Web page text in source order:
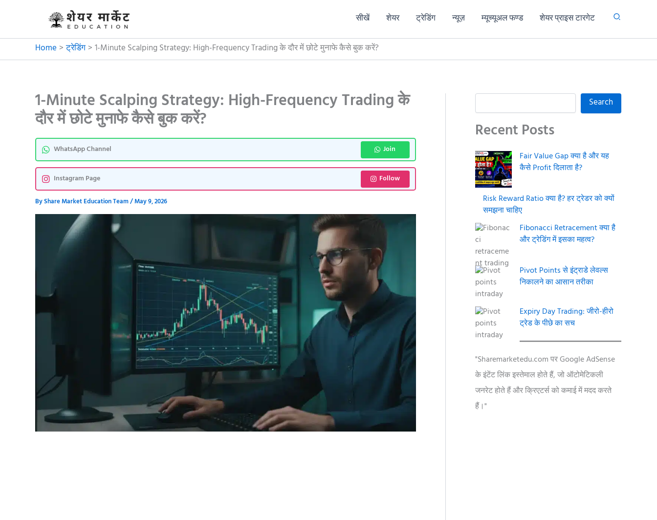
सीखें शेयर ट्रेडिंग न्यूज़ म्यूच्यूअल फण्ड
शेयर प्राइस टारगेट
Home
ट्रेडिंग 1-Minute Scalping Strategy: High-Frequency Trading के दौर में छोटे मुनाफे कैसे बुक करें?
1-Minute Scalping Strategy: High-Frequency Trading के
दौर में छोटे मुनाफे कैसे बुक करें?
WhatsApp Channel Join
Instagram Page Follow
ByShare Market Education Team/May 9, 2026
S
a
r
c
Search
Recent Posts
Fair Value Gap क्या है और यह
कैसे Profit दिलाता है?
Risk Reward Ratio क्या है? हर ट्रेडर को क्यों
समझना चाहिए
Fibonacci Retracement क्या है
और ट्रेडिंग में इसका महत्व?
Pivot Points से इंट्राडे लेवल्स
निकालने का आसान तरीका
Expiry Day Trading: जीरो-हीरो
ट्रेड के पीछे का सच
"Sharemarketedu.com पर Google AdSense
के इंटेंट लिंक इस्तेमाल होते हैं, जो ऑटोमेटिकली
जनरेट होते हैं और क्रिएटर्स को कमाई में मदद करते
हैं।"